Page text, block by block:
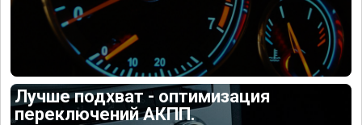
Лучше подхват - оптимизация
переключений АКПП.